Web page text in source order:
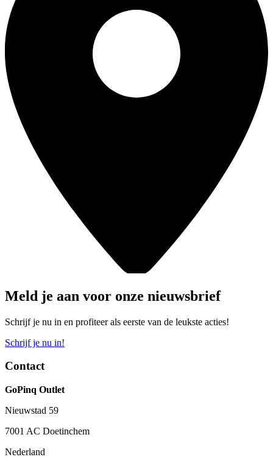
Meld je aan voor onze nieuwsbrief
Schrijf je nu in en profiteer als eerste van de leukste acties!
Schrijf je nu in!
Contact
GoPinq Outlet
Nieuwstad 59
7001 AC Doetinchem
Nederland